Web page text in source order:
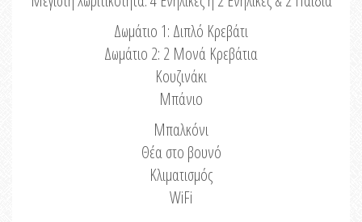
Δωμάτιο 1: Διπλό Κρεβάτι
Δωμάτιο 2: 2 Μονά Κρεβάτια
Κουζινάκι
Μπάνιο
Μπαλκόνι
Θέα στο βουνό
Κλιματισμός
WiFi